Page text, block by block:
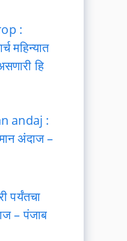
:
महिन्यात
हि
andaj :
अंदाज –
पर्यंतचा
– पंजाब